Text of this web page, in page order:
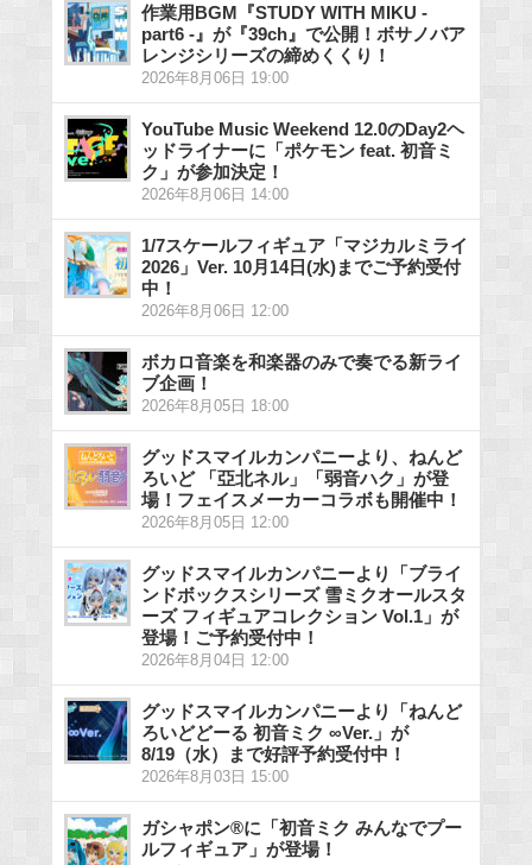
作業用BGM『STUDY WITH MIKU -
part6 -』が『39ch』で公開！ボサノバア
レンジシリーズの締めくくり！
2026年8月06日 19:00
YouTube Music Weekend 12.0のDay2ヘ
ッドライナーに「ポケモン feat. 初音ミ
ク」が参加決定！
2026年8月06日 14:00
1/7スケールフィギュア「マジカルミライ
2026」Ver. 10月14日(水)までご予約受付
中！
2026年8月06日 12:00
ボカロ音楽を和楽器のみで奏でる新ライ
ブ企画！
2026年8月05日 18:00
グッドスマイルカンパニーより、ねんど
ろいど 「亞北ネル」「弱音ハク」が登
場！フェイスメーカーコラボも開催中！
2026年8月05日 12:00
グッドスマイルカンパニーより「ブライ
ンドボックスシリーズ 雪ミクオールスタ
ーズ フィギュアコレクション Vol.1」が
登場！ご予約受付中！
2026年8月04日 12:00
グッドスマイルカンパニーより「ねんど
ろいどどーる 初音ミク ∞Ver.」が
8/19（水）まで好評予約受付中！
2026年8月03日 15:00
ガシャポン®に「初音ミク みんなでプー
ルフィギュア」が登場！